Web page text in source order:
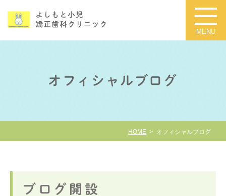
オフィシャルブログ
HOME オフィシャルブログ
ブログ開設